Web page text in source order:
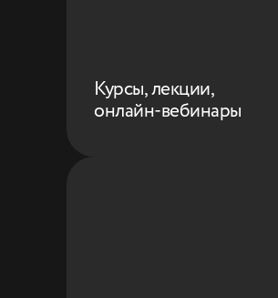
Курсы, лекции,
онлайн-вебинары